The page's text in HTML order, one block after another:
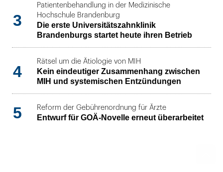
3
Patientenbehandlung in der Medizinische
Hochschule Brandenburg
Die erste Universitätszahnklinik
Brandenburgs startet heute ihren Betrieb
4
Rätsel um die Ätiologie von MIH
Kein eindeutiger Zusammenhang zwischen
MIH und systemischen Entzündungen
5 Reform der Gebührenordnung für Ärzte
Entwurf für GOÄ-Novelle erneut überarbeitet